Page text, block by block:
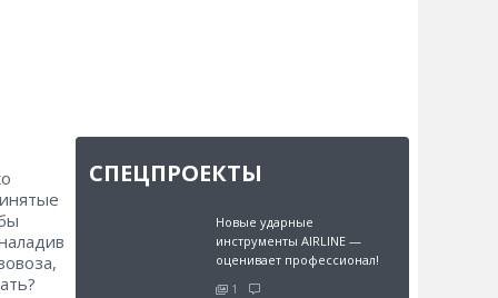
СПЕЦПРОЕКТЫ
Новые ударные
инструменты AIRLINE —
оценивает профессионал!
1